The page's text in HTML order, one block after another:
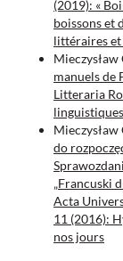
(2019): «
boissons et
littéraires
Mieczysław
manuels de
Litteraria
linguistiques
Mieczysław
do
„Francuski
Acta
11 (2016):
nos jours